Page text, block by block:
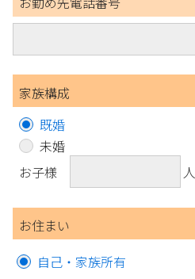
家族構成
既婚
未婚
お子様
人
お住まい
自己・家族所有